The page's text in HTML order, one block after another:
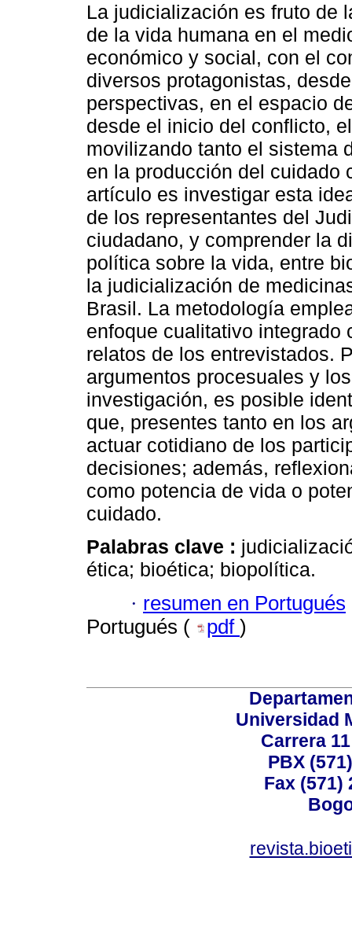
La judicialización es fruto de
de la vida humana en el
económico y social, con el
diversos protagonistas,
perspectivas, en el espacio
desde el inicio del conflicto,
movilizando tanto el sistema
en la producción del cuidado
artículo es investigar esta
de los representantes del
ciudadano, y comprender la
política sobre la vida, entre
la judicialización de
Brasil. La metodología
enfoque cualitativo integrado
relatos de los entrevistados.
argumentos procesuales y
investigación, es posible
que, presentes tanto en los
actuar cotidiano de los
decisiones; además,
como potencia de vida o
cuidado.
Palabras clave :
ética; bioética; biopolítica.
· resumen en Portugués
Portugués (
pdf )
Universidad
Carrera
PBX
Fax (571)